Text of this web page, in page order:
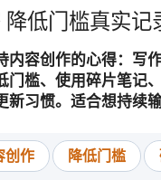
低门槛真实记
内容创作的心得：写
门槛、使用碎片笔记
新习惯。适合想持续
创作 降低门槛